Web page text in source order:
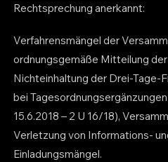
Rechtsprechung anerkannt:
Verfahrensmängel der
ordnungsgemäße Mitteilung
Nichteinhaltung der Drei-Tage-
bei Tagesordnungsergänzungen
15.6.2018 – 2 U 16/18),
Verletzung von Informations-
Einladungsmängel.